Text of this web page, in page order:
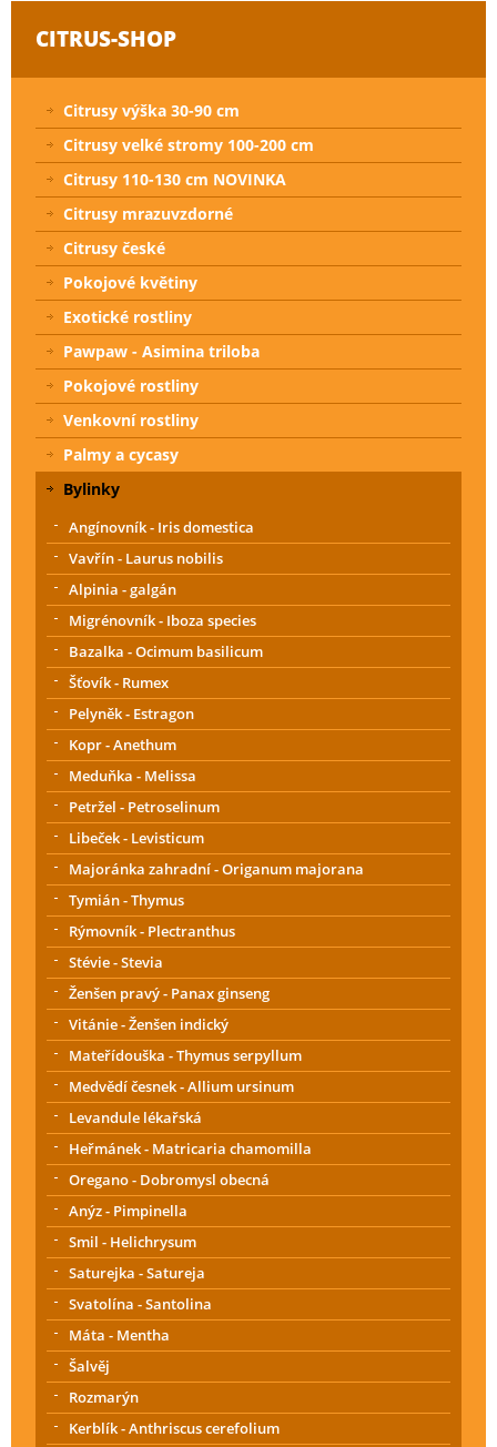
CITRUS-SHOP
Citrusy výška 30-90 cm
Citrusy velké stromy 100-200 cm
Citrusy 110-130 cm NOVINKA
Citrusy mrazuvzdorné
Citrusy české
Pokojové květiny
Exotické rostliny
Pawpaw - Asimina triloba
Pokojové rostliny
Venkovní rostliny
Palmy a cycasy
Bylinky
Angínovník - Iris domestica
Vavřín - Laurus nobilis
Alpinia - galgán
Migrénovník - Iboza species
Bazalka - Ocimum basilicum
Šťovík - Rumex
Pelyněk - Estragon
Kopr - Anethum
Meduňka - Melissa
Petržel - Petroselinum
Libeček - Levisticum
Majoránka zahradní - Origanum majorana
Tymián - Thymus
Rýmovník - Plectranthus
Stévie - Stevia
Ženšen pravý - Panax ginseng
Vitánie - Ženšen indický
Mateřídouška - Thymus serpyllum
Medvědí česnek - Allium ursinum
Levandule lékařská
Heřmánek - Matricaria chamomilla
Oregano - Dobromysl obecná
Anýz - Pimpinella
Smil - Helichrysum
Saturejka - Satureja
Svatolína - Santolina
Máta - Mentha
Šalvěj
Rozmarýn
Kerblík - Anthriscus cerefolium